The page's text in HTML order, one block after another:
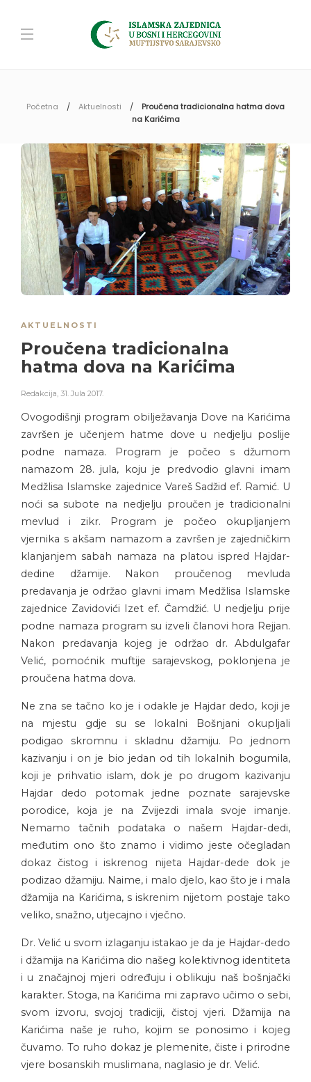
Početna Aktuelnosti
Proučena tradicionalna hatma dova
na Karićima
AKTUELNOSTI
Proučena tradicionalna
hatma dova na Karićima
Redakcija, 31. Jula 2017.
Ovogodišnji program obilježavanja Dove na Karićima
završen je učenjem hatme dove u nedjelju poslije
podne namaza. Program je počeo s džumom
namazom 28. jula, koju je predvodio glavni imam
Medžlisa Islamske zajednice Vareš Sadžid ef. Ramić. U
noći sa subote na nedjelju proučen je tradicionalni
mevlud i zikr. Program je počeo okupljanjem
vjernika s akšam namazom a završen je zajedničkim
klanjanjem sabah namaza na platou ispred Hajdar-
dedine džamije. Nakon proučenog mevluda
predavanja je održao glavni imam Medžlisa Islamske
zajednice Zavidovići Izet ef. Čamdžić. U nedjelju prije
podne namaza program su izveli članovi hora Rejjan.
Nakon predavanja kojeg je održao dr. Abdulgafar
Velić, pomoćnik muftije sarajevskog, poklonjena je
proučena hatma dova.
Ne zna se tačno ko je i odakle je Hajdar dedo, koji je
na mjestu gdje su se lokalni Bošnjani okupljali
podigao skromnu i skladnu džamiju. Po jednom
kazivanju i on je bio jedan od tih lokalnih bogumila,
koji je prihvatio islam, dok je po drugom kazivanju
Hajdar dedo potomak jedne poznate sarajevske
porodice, koja je na Zvijezdi imala svoje imanje.
Nemamo tačnih podataka o našem Hajdar-dedi,
međutim ono što znamo i vidimo jeste očegladan
dokaz čistog i iskrenog nijeta Hajdar-dede dok je
podizao džamiju. Naime, i malo djelo, kao što je i mala
džamija na Karićima, s iskrenim nijetom postaje tako
veliko, snažno, utjecajno i vječno.
Dr. Velić u svom izlaganju istakao je da je Hajdar-dedo
i džamija na Karićima dio našeg kolektivnog identiteta
i u značajnoj mjeri određuju i oblikuju naš bošnjački
karakter. Stoga, na Karićima mi zapravo učimo o sebi,
svom izvoru, svojoj tradiciji, čistoj vjeri. Džamija na
Karićima naše je ruho, kojim se ponosimo i kojeg
čuvamo. To ruho dokaz je plemenite, čiste i prirodne
vjere bosanskih muslimana, naglasio je dr. Velić.